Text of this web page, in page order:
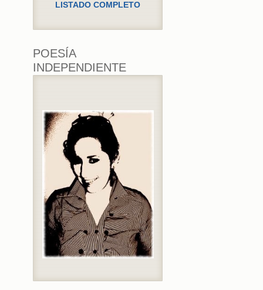
LISTADO COMPLETO
POESÍA
INDEPENDIENTE